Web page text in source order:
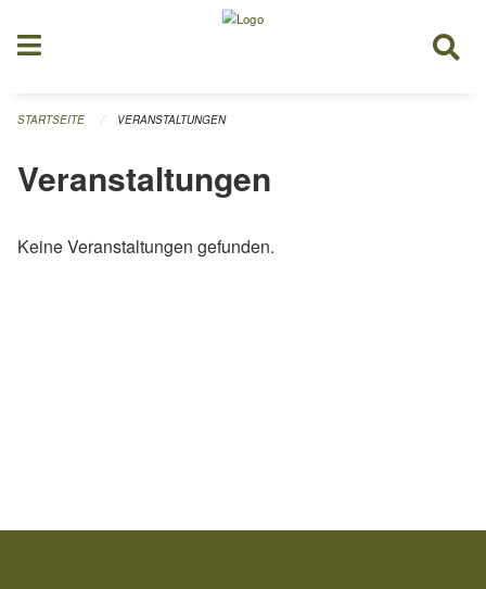
STARTSEITE VERANSTALTUNGEN
Veranstaltungen
Keine Veranstaltungen gefunden.